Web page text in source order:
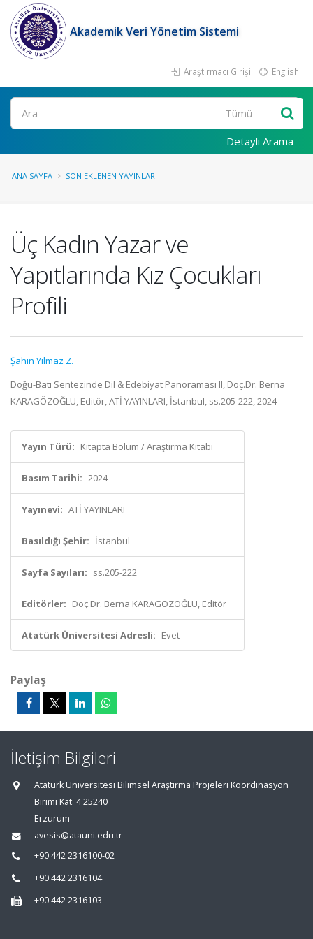
Akademik Veri Yönetim Sistemi
Araştırmacı Girişi English
Ara
Detaylı Arama
ANA SAYFA SON EKLENEN YAYINLAR
Üç Kadın Yazar ve
Yapıtlarında Kız Çocukları
Profili
Şahin Yılmaz Z.
Doğu-Batı Sentezinde Dil & Edebiyat Panoraması II, Doç.Dr. Berna
KARAGÖZOĞLU, Editör, ATİ YAYINLARI, İstanbul, ss.205-222, 2024
Yayın Türü: Kitapta Bölüm / Araştırma Kitabı
Basım Tarihi: 2024
Yayınevi: ATİ YAYINLARI
Basıldığı Şehir: İstanbul
Sayfa Sayıları: ss.205-222
Editörler: Doç.Dr. Berna KARAGÖZOĞLU, Editör
Atatürk Üniversitesi Adresli: Evet
Paylaş
İletişim Bilgileri
Atatürk Üniversitesi Bilimsel Araştırma Projeleri Koordinasyon
Birimi Kat: 4 25240
Erzurum
avesis@atauni.edu.tr
+90 442 2316100-02
+90 442 2316104
+90 442 2316103